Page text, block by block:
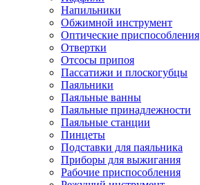
Напильники
Обжимной инструмент
Оптические приспособления
Отвертки
Отсосы припоя
Пассатижи и плоскогубцы
Паяльники
Паяльные ванны
Паяльные принадлежности
Паяльные станции
Пинцеты
Подставки для паяльника
Приборы для выжигания
Рабочие приспособления